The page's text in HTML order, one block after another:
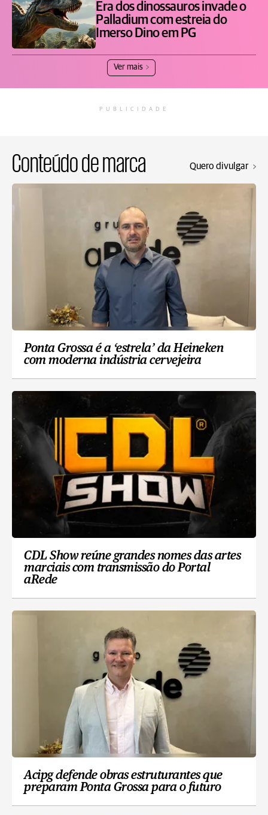
Era dos dinossauros invade o
Palladium com estreia do
Imerso Dino em PG
Ver mais
PUBLICIDADE
Conteúdo de marca Quero divulgar
Ponta Grossa é a ‘estrela’ da Heineken
com moderna indústria cervejeira
CDL Show reúne grandes nomes das artes
marciais com transmissão do Portal
aRede
Acipg defende obras estruturantes que
preparam Ponta Grossa para o futuro